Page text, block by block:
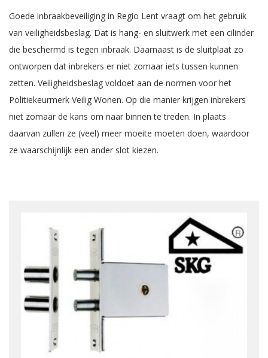
Goede inbraakbeveiliging in Regio Lent vraagt om het gebruik
van veiligheidsbeslag. Dat is hang- en sluitwerk met een cilinder
die beschermd is tegen inbraak. Daarnaast is de sluitplaat zo
ontworpen dat inbrekers er niet zomaar iets tussen kunnen
zetten. Veiligheidsbeslag voldoet aan de normen voor het
Politiekeurmerk Veilig Wonen. Op die manier krijgen inbrekers
niet zomaar de kans om naar binnen te treden. In plaats
daarvan zullen ze (veel) meer moeite moeten doen, waardoor
ze waarschijnlijk een ander slot kiezen.